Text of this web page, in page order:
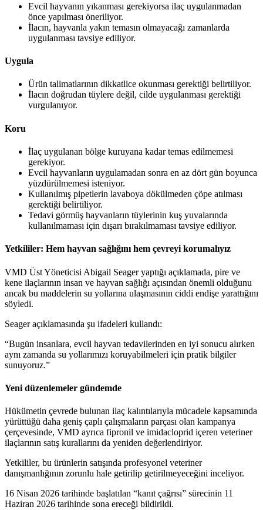
Evcil hayvanın yıkanması gerekiyorsa ilaç uygulanmadan
önce yapılması öneriliyor.
İlacın, hayvanla yakın temasın olmayacağı zamanlarda
uygulanması tavsiye ediliyor.
Uygula
Ürün talimatlarının dikkatlice okunması gerektiği belirtiliyor.
İlacın doğrudan tüylere değil, cilde uygulanması gerektiği
vurgulanıyor.
Koru
İlaç uygulanan bölge kuruyana kadar temas edilmemesi
gerekiyor.
Evcil hayvanların uygulamadan sonra en az dört gün boyunca
yüzdürülmemesi isteniyor.
Kullanılmış pipetlerin lavaboya dökülmeden çöpe atılması
gerektiği belirtiliyor.
Tedavi görmüş hayvanların tüylerinin kuş yuvalarında
kullanılmaması için dışarı bırakılmaması tavsiye ediliyor.
Yetkililer: Hem hayvan sağlığını hem çevreyi korumalıyız
VMD Üst Yöneticisi Abigail Seager yaptığı açıklamada, pire ve
kene ilaçlarının insan ve hayvan sağlığı açısından önemli olduğunu
ancak bu maddelerin su yollarına ulaşmasının ciddi endişe yarattığını
söyledi.
Seager açıklamasında şu ifadeleri kullandı:
“Bugün insanlara, evcil hayvan tedavilerinden en iyi sonucu alırken
aynı zamanda su yollarımızı koruyabilmeleri için pratik bilgiler
sunuyoruz.”
Yeni düzenlemeler gündemde
Hükümetin çevrede bulunan ilaç kalıntılarıyla mücadele kapsamında
yürüttüğü daha geniş çaplı çalışmaların parçası olan kampanya
çerçevesinde, VMD ayrıca fipronil ve imidacloprid içeren veteriner
ilaçlarının satış kurallarını da yeniden değerlendiriyor.
Yetkililer, bu ürünlerin satışında profesyonel veteriner
danışmanlığının zorunlu hale getirilip getirilmeyeceğini inceliyor.
16 Nisan 2026 tarihinde başlatılan “kanıt çağrısı” sürecinin 11
Haziran 2026 tarihinde sona ereceği bildirildi.